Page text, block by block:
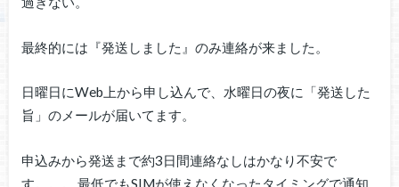
最終的には『発送しました』のみ連絡が来ました。
日曜日にWeb上から申し込んで、水曜日の夜に「発送した
旨」のメールが届いてます。
申込みから発送まで約3日間連絡なしはかなり不安で
す。。。 最低でもSIMが使えなくなったタイミングで通知